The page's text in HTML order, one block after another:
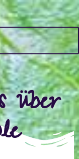
über